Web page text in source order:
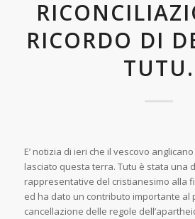
RICORDO DI
TUTU.
E’ notizia di ieri che il vescovo
lasciato questa terra. Tutu è stata una
rappresentative del cristianesimo alla
ed ha dato un contributo importante al
cancellazione delle regole